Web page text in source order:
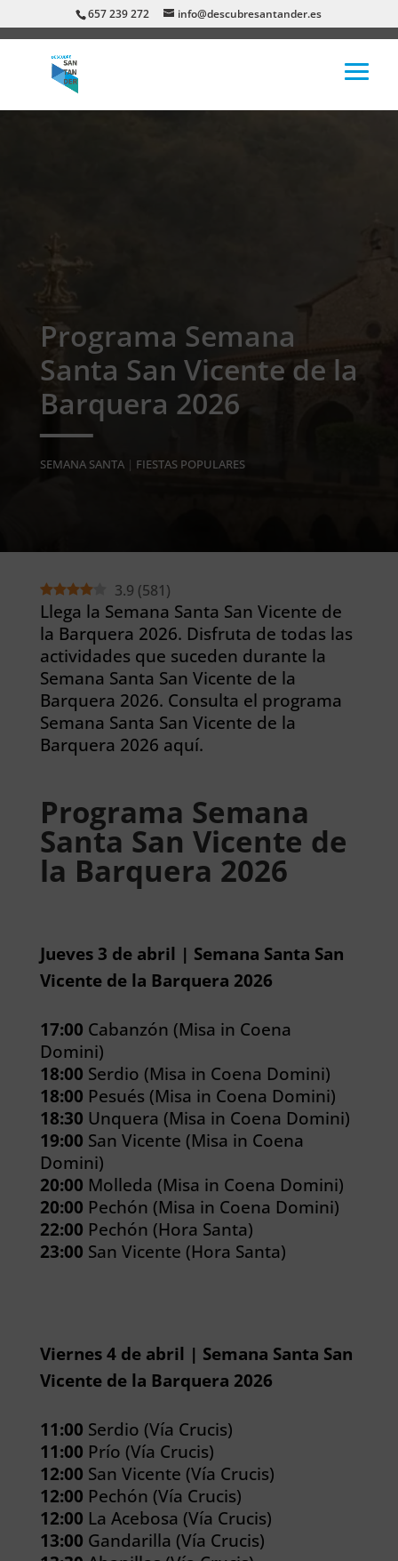
657 239 272 info@descubresantander.es
Programa Semana
Santa San Vicente de la
Barquera 2026
SEMANA SANTA| FIESTAS POPULARES
3.9 (581)
Llega la Semana Santa San Vicente de
la Barquera 2026. Disfruta de todas las
actividades que suceden durante la
Semana Santa San Vicente de la
Barquera 2026. Consulta el programa
Semana Santa San Vicente de la
Barquera 2026 aquí.
Programa Semana
Santa San Vicente de
la Barquera 2026
Jueves 3 de abril | Semana Santa San
Vicente de la Barquera 2026
17:00 Cabanzón (Misa in Coena
Domini)
18:00 Serdio (Misa in Coena Domini)
18:00 Pesués (Misa in Coena Domini)
18:30 Unquera (Misa in Coena Domini)
19:00 San Vicente (Misa in Coena
Domini)
20:00 Molleda (Misa in Coena Domini)
20:00 Pechón (Misa in Coena Domini)
22:00 Pechón (Hora Santa)
23:00 San Vicente (Hora Santa)
Viernes 4 de abril | Semana Santa San
Vicente de la Barquera 2026
11:00 Serdio (Vía Crucis)
11:00 Prío (Vía Crucis)
12:00 San Vicente (Vía Crucis)
12:00 Pechón (Vía Crucis)
12:00 La Acebosa (Vía Crucis)
13:00 Gandarilla (Vía Crucis)